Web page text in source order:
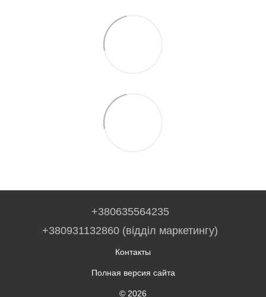
+380635564235
+380931132860 (відділ маркетингу)
Контакты
Полная версия сайта
© 2026